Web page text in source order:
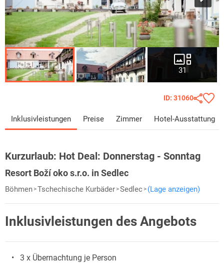
31
ID: 31060
Inklusivleistungen Preise Zimmer Hotel-Ausstattung
Kurzurlaub: Hot Deal: Donnerstag - Sonntag
Resort Boží oko s.r.o. in Sedlec
Böhmen Tschechische Kurbäder Sedlec (Lage anzeigen)
Inklusivleistungen des Angebots
3 x Übernachtung je Person